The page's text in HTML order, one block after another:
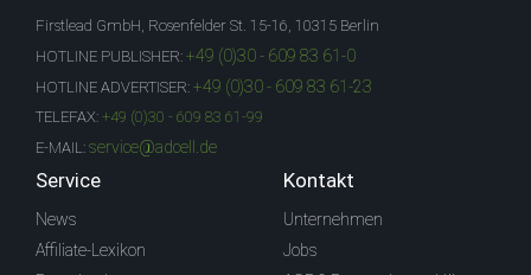
Firstlead GmbH, Rosenfelder St. 15-16, 10315 Berlin
HOTLINE PUBLISHER: +49 (0)30 - 609 83 61-0
HOTLINE ADVERTISER: +49 (0)30 - 609 83 61-23
TELEFAX: +49 (0)30 - 609 83 61-99
E-MAIL: service@adcell.de
Service
News
Affiliate-Lexikon
Kontakt
Unternehmen
Jobs